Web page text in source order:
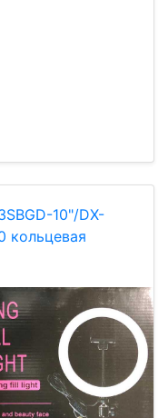
10"/DX-
кольцевая